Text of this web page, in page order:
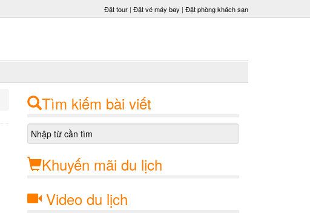
Đặt tour | Đặt vé máy bay | Đặt phòng khách sạn
Tìm kiếm bài viết
Khuyến mãi du lịch
Video du lịch